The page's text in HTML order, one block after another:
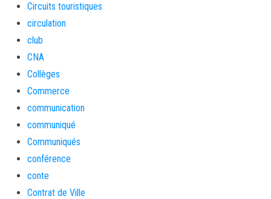
Circuits touristiques
circulation
club
CNA
Collèges
Commerce
communication
communiqué
Communiqués
conférence
conte
Contrat de Ville